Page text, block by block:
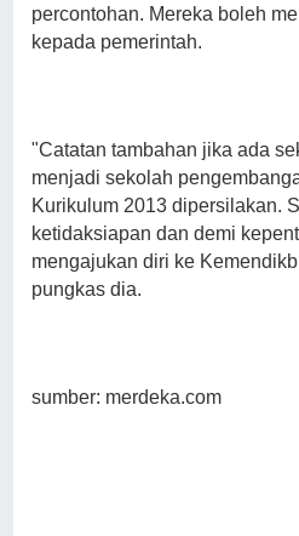
percontohan. Mereka boleh
kepada pemerintah.
"Catatan tambahan jika ada
menjadi sekolah
Kurikulum 2013 dipersilakan.
ketidaksiapan dan demi
mengajukan diri ke
pungkas dia.
sumber: merdeka.com